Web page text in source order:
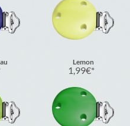
Lemon
1,99€